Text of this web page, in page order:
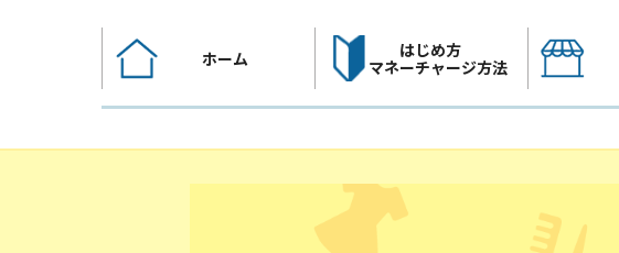
へ
ホーム
はじめ方
マネーチャージ方法